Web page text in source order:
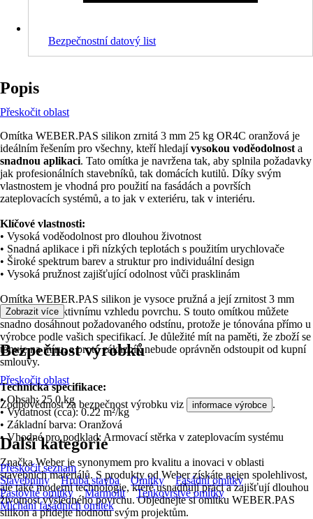
Bezpečnostní datový list
Popis
Přeskočit oblast
Omítka WEBER.PAS silikon zrnitá 3 mm 25 kg OR4C oranžová je
ideálním řešením pro všechny, kteří hledajívysokou voděodolnost a
snadnou aplikaci. Tato omítka je navržena tak, aby splnila požadavky
jak profesionálních stavebníků, tak domácích kutilů. Díky svým
vlastnostem je vhodná pro použití na fasádách a površích
zateplovacích systémů, a to jak v exteriéru, tak v interiéru.
Klíčové vlastnosti:
• Vysoká voděodolnost pro dlouhou životnost
• Snadná aplikace i při nízkých teplotách s použitím urychlovače
• Široké spektrum barev a struktur pro individuální design
• Vysoká pružnost zajišťující odolnost vůči prasklinám
Omítka WEBER.PAS silikon je vysoce pružná a její zrnitost 3 mm
přispívá k atraktivnímu vzhledu povrchu. S touto omítkou můžete
snadno dosáhnout požadovaného odstínu, protože je tónována přímo u
výrobce podle vašich specifikací. Je důležité mít na paměti, že zboží se
tónuje na míru, a proto zákazník nebude oprávněn odstoupit od kupní
smlouvy.
Technická specifikace:
• Obsah: 25.0 kg
• Vydatnost (cca): 0.22 m²/kg
• Základní barva: Oranžová
• Vhodné pro podklad: Armovací stěrka v zateplovacím systému
Značka Weber je synonymem pro kvalitu a inovaci v oblasti
stavebních materiálů. S produkty od Weber získáte nejen spolehlivost,
ale také moderní technologie, které usnadňují práci a zajišťují dlouhou
životnost výsledného povrchu. Objednejte si omítku WEBER.PAS
silikon a přidejte hodnotu svým projektům.
Zobrazit více
Bezpečnost výrobků
Přeskočit oblast
Zodpovědnost za bezpečnost výrobku viz informace výrobce .
Další kategorie
Přeskočit seznam
Stavebniny
Hrubá stavba Omítky
Fasádní omítky
Pastovité omítky
Marmolit
Tenkovrstvé omítky
Míchání fasádních omítek